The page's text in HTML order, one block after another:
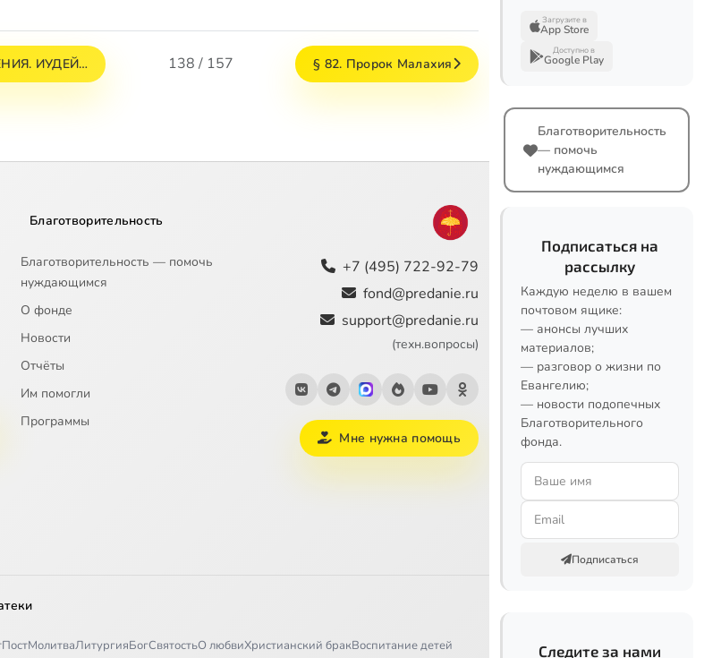
ИУДЕЙ… 138 / 157 § 82. Пророк Малахия
Благотворительность
Благотворительность — помочь
нуждающимся
О фонде
Новости
Отчёты
Им помогли
Программы
+7 (495) 722-92-79
fond@predanie.ru
support@predanie.ru
(техн.вопросы)
Мне нужна помощь
ПостМолитваЛитургияБогСвятостьО любвиХристианский бракВоспитание детей
Загрузите в
App Store
Доступно в
Google Play
Благотворительность
— помочь
нуждающимся
Подписаться на
рассылку
Каждую неделю в вашем
почтовом ящике:
— анонсы лучших
материалов;
— разговор о жизни по
Евангелию;
— новости подопечных
Благотворительного
фонда.
Подписаться
Следите за нами